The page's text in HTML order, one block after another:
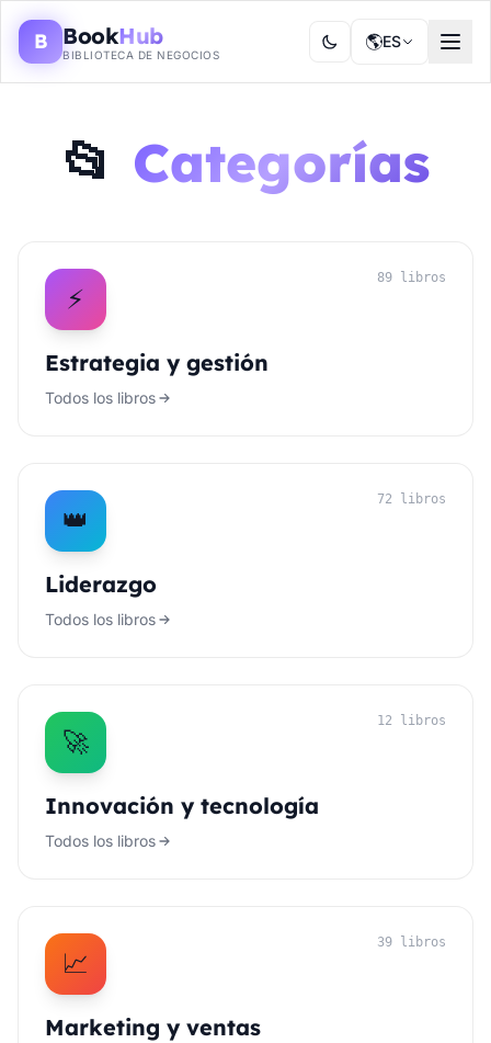
B BookHub
BIBLIOTECA DE NEGOCIOS
🌎ES
📂 Categorías
⚡
89 libros
Estrategia y gestión
Todos los libros
👑
72 libros
Liderazgo
Todos los libros
🚀
12 libros
Innovación y tecnología
Todos los libros
📈
39 libros
Marketing y ventas